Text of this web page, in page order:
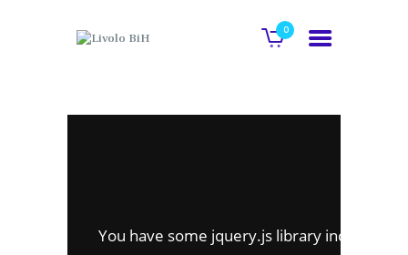
0
POČETNA
KONTAKT
You have some jquery.js library include